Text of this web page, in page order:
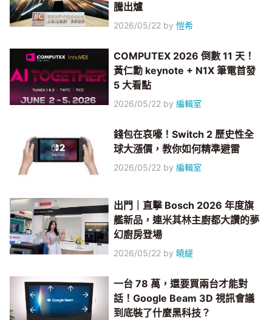
騰出爐
2026/05/22 by愷希
COMPUTEX 2026 倒數 11 天！
黃仁勳 keynote + N1X 筆電首發
5 大看點
2026/05/22 by編輯室
錢包在哀嚎！Switch 2 歷史性全
球大漲價，教你如何精準避雷
2026/05/22 by編輯室
出門｜直擊 Bosch 2026 年度旗
艦新品，連米其林主廚都大讚的夢
幻廚房登場
2026/05/22 by 曉緹
一台 78 萬，還要買兩台才能對
話！Google Beam 3D 視訊會議
到底裝了什麼黑科技？